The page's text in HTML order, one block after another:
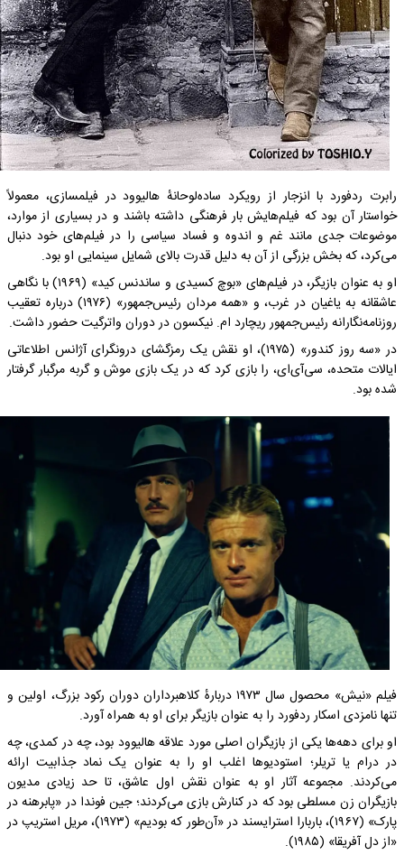
رابرت ردفورد با انزجار از رویکرد ساده‌لوحانهٔ هالیوود در فیلمسازی، معمولاً
خواستار آن بود که فیلم‌هایش بار فرهنگی داشته باشند و در بسیاری از موارد،
موضوعات جدی مانند غم و اندوه و فساد سیاسی را در فیلم‌های خود دنبال
می‌کرد، که بخش بزرگی از آن به دلیل قدرت بالای شمایل سینمایی او بود.
او به عنوان بازیگر، در فیلم‌های «بوچ کسیدی و ساندنس کید» (۱۹۶۹) با نگاهی
عاشقانه به یاغیان در غرب، و «همه مردان رئیس‌جمهور» (۱۹۷۶) درباره تعقیب
روزنامه‌نگارانه رئیس‌جمهور ریچارد ام. نیکسون در دوران واترگیت حضور داشت.
در «سه روز کندور» (۱۹۷۵)، او نقش یک رمزگشای درونگرای آژانس اطلاعاتی
ایالات متحده، سی‌آی‌ای، را بازی ‌کرد که در یک بازی موش و گربه مرگبار گرفتار
شده بود.
فیلم «نیش» محصول سال ۱۹۷۳ دربارهٔ کلاهبرداران دوران رکود بزرگ، اولین و
تنها نامزدی اسکار ردفورد را به عنوان بازیگر برای او به همراه آورد.
او برای دهه‌ها یکی از بازیگران اصلی مورد علاقه هالیوود بود، چه در کمدی، چه
در درام یا تریلر؛ استودیوها اغلب او را به عنوان یک نماد جذابیت ارائه
می‌کردند. مجموعه آثار او به عنوان نقش اول عاشق، تا حد زیادی مدیون
بازیگران زن مسلطی بود که در کنارش بازی می‌کردند؛ جین فوندا در «پابرهنه در
پارک» (۱۹۶۷)، باربارا استرایسند در «آن‌طور که بودیم» (۱۹۷۳)، مریل استریپ در
«از دل آفریقا» (۱۹۸۵).